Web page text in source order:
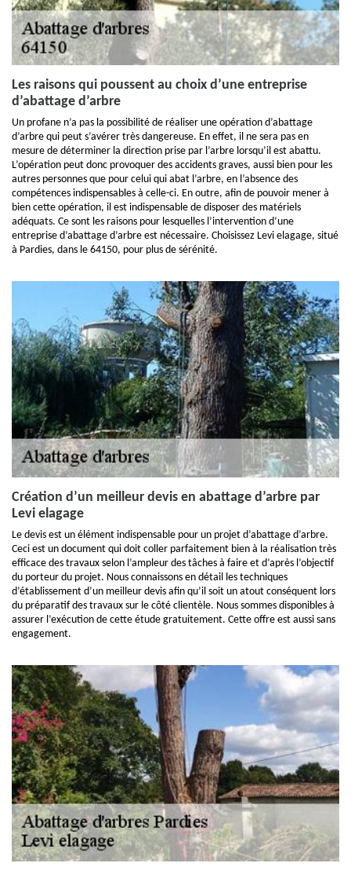
Les raisons qui poussent au choix d’une entreprise
d’abattage d’arbre
Un profane n’a pas la possibilité de réaliser une opération d’abattage
d’arbre qui peut s’avérer très dangereuse. En effet, il ne sera pas en
mesure de déterminer la direction prise par l’arbre lorsqu’il est abattu.
L’opération peut donc provoquer des accidents graves, aussi bien pour les
autres personnes que pour celui qui abat l’arbre, en l’absence des
compétences indispensables à celle-ci. En outre, afin de pouvoir mener à
bien cette opération, il est indispensable de disposer des matériels
adéquats. Ce sont les raisons pour lesquelles l’intervention d’une
entreprise d’abattage d’arbre est nécessaire. Choisissez Levi elagage, situé
à Pardies, dans le 64150, pour plus de sérénité.
Création d’un meilleur devis en abattage d’arbre par
Levi elagage
Le devis est un élément indispensable pour un projet d’abattage d’arbre.
Ceci est un document qui doit coller parfaitement bien à la réalisation très
efficace des travaux selon l’ampleur des tâches à faire et d’après l’objectif
du porteur du projet. Nous connaissons en détail les techniques
d’établissement d’un meilleur devis afin qu’il soit un atout conséquent lors
du préparatif des travaux sur le côté clientèle. Nous sommes disponibles à
assurer l’exécution de cette étude gratuitement. Cette offre est aussi sans
engagement.